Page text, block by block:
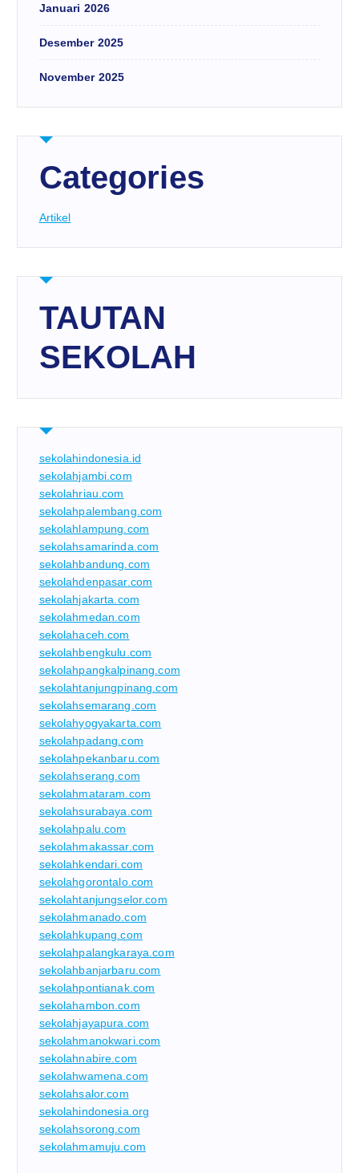
Januari 2026
Desember 2025
November 2025
Categories
Artikel
TAUTAN
SEKOLAH
sekolahindonesia.id
sekolahjambi.com
sekolahriau.com
sekolahpalembang.com
sekolahlampung.com
sekolahsamarinda.com
sekolahbandung.com
sekolahdenpasar.com
sekolahjakarta.com
sekolahmedan.com
sekolahaceh.com
sekolahbengkulu.com
sekolahpangkalpinang.com
sekolahtanjungpinang.com
sekolahsemarang.com
sekolahyogyakarta.com
sekolahpadang.com
sekolahpekanbaru.com
sekolahserang.com
sekolahmataram.com
sekolahsurabaya.com
sekolahpalu.com
sekolahmakassar.com
sekolahkendari.com
sekolahgorontalo.com
sekolahtanjungselor.com
sekolahmanado.com
sekolahkupang.com
sekolahpalangkaraya.com
sekolahbanjarbaru.com
sekolahpontianak.com
sekolahambon.com
sekolahjayapura.com
sekolahmanokwari.com
sekolahnabire.com
sekolahwamena.com
sekolahsalor.com
sekolahindonesia.org
sekolahsorong.com
sekolahmamuju.com